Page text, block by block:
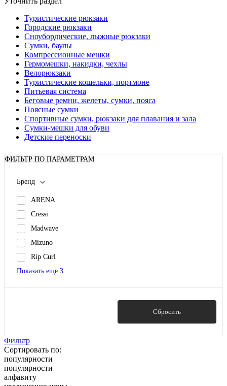
Туристические рюкзаки
Городские рюкзаки
Сноубордические, лыжные рюкзаки
Сумки, баулы
Компрессионные мешки
Гермомешки, накидки, чехлы
Велорюкзаки
Туристические кошельки, портмоне
Питьевая система
Беговые ремни, желеты, сумки, пояса
Поясные сумки
Спортивные сумки, рюкзаки для плавания и зала
Сумки-мешки для обуви
Детские переноски
ФИЛЬТР ПО ПАРАМЕТРАМ
Бренд
ARENA
Cressi
Madwave
Mizuno
Rip Curl
Показать ещё 3
Сбросить
Фильтр
Сортировать по:
популярности
популярности
алфавиту